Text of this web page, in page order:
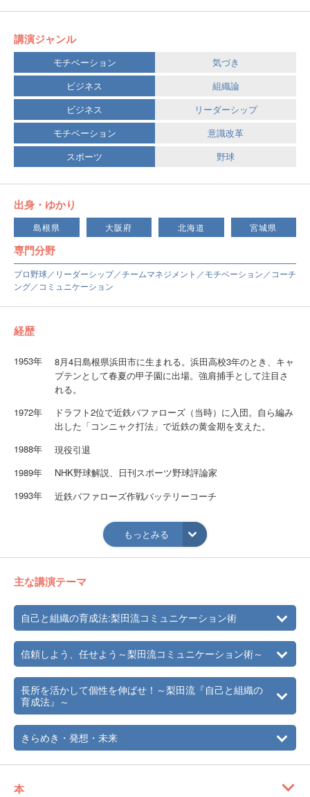
講演ジャンル
モチベーション
気づき
ビジネス
組織論
ビジネス
リーダーシップ
モチベーション
意識改革
スポーツ
野球
出身・ゆかり
島根県 大阪府 北海道 宮城県
専門分野
プロ野球／リーダーシップ／チームマネジメント／モチベーション／コーチ
ング／コミュニケーション
経歴
1953年
8月4日島根県浜田市に生まれる。浜田高校3年のとき、キャ
プテンとして春夏の甲子園に出場。強肩捕手として注目さ
れる。
1972年
ドラフト2位で近鉄バファローズ（当時）に入団。自ら編み
出した「コンニャク打法」で近鉄の黄金期を支えた。
1988年
現役引退
1989年
NHK野球解説、日刊スポーツ野球評論家
1993年
近鉄バファローズ作戦バッテリーコーチ
近鉄バファローズバッテリーコーチ
近鉄バファローズ二軍監督
のリーグ優勝に導く。
2005年
NHK野球解説、日刊スポーツ野球評論家
2008年
北海道日本ハムファイターズ監督に就任し、指揮を執る。
(～2011年)
2012年
NHKプロ野球解説、 日刊スポーツ野球評論家
2013年
2013WBC 日本代表野手総合コーチ就任
2016年
る。（～2018年）
2019年
NHKプロ野球解説、 日刊スポーツ野球評論家
＜引退後の活動成績＞
もっとみる
主な講演テーマ
自己と組織の育成法:梨田流コミュニケーション術
信頼しよう、任せよう～梨田流コミュニケーション術～
長所を活かして個性を伸ばせ！～梨田流『自己と組織の
育成法』～
きらめき・発想・未来
本